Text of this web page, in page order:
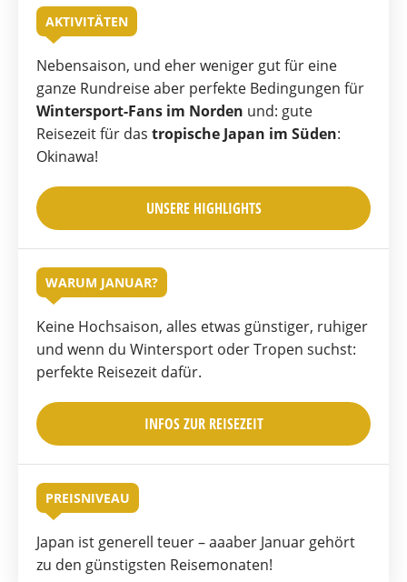
AKTIVITÄTEN
Nebensaison, und eher weniger gut für eine
ganze Rundreise aber perfekte Bedingungen für
Wintersport-Fans im Norden und: gute
Reisezeit für das tropische Japan im Süden:
Okinawa!
UNSERE HIGHLIGHTS
WARUM JANUAR?
Keine Hochsaison, alles etwas günstiger, ruhiger
und wenn du Wintersport oder Tropen suchst:
perfekte Reisezeit dafür.
INFOS ZUR REISEZEIT
PREISNIVEAU
Japan ist generell teuer – aaaber Januar gehört
zu den günstigsten Reisemonaten!